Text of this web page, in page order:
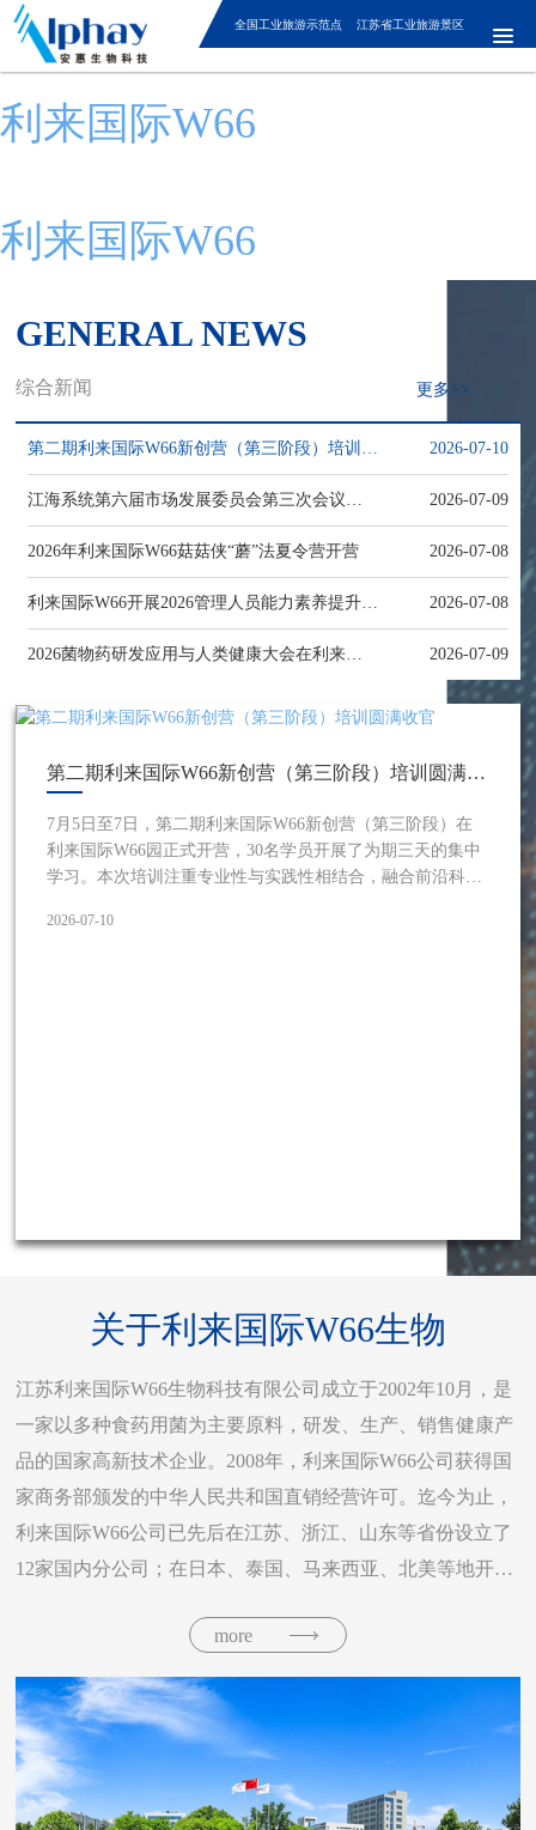
利来国际W66
利来国际W66
全国工业旅游示范点 江苏省工业旅游景区
第二期利来国际W66新创营（第三阶段）培训圆满收官
7月5日至7日，第二期利来国际W66新创营（第三阶段）在
利来国际W66园正式开营，30名学员开展了为期三天的集中
学习。本次培训注重专业性与实践性相结合，融合前沿科研
赋能课程等多维内容，系统助力学员夯实专业基础、拓展行
2026-07-10
GENERAL NEWS
综合新闻 更多>>
第二期利来国际W66新创营（第三阶段）培训圆满收官 2026-07-10
江海系统第六届市场发展委员会第三次会议举行 2026-07-09
2026年利来国际W66菇菇侠“蘑”法夏令营开营 2026-07-08
利来国际W66开展2026管理人员能力素养提升专题培训 2026-07-08
2026菌物药研发应用与人类健康大会在利来国际W66召开 2026-07-09
关于利来国际W66生物
江苏利来国际W66生物科技有限公司成立于2002年10月，是
一家以多种食药用菌为主要原料，研发、生产、销售健康产
品的国家高新技术企业。2008年，利来国际W66公司获得国
家商务部颁发的中华人民共和国直销经营许可。迄今为止，
利来国际W66公司已先后在江苏、浙江、山东等省份设立了
12家国内分公司；在日本、泰国、马来西亚、北美等地开设
more